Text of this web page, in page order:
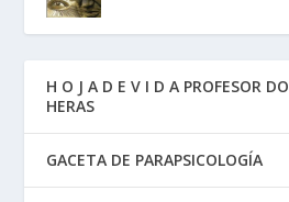
H O J A D E V I D A PROFESOR
HERAS
GACETA DE PARAPSICOLOGÍA